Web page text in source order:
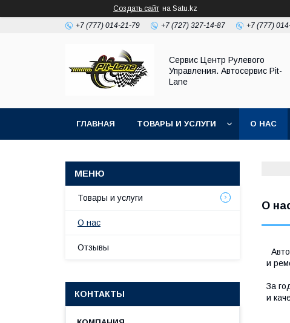
Создать сайт на Satu.kz
+7 (777) 014-21-79 +7 (727) 327-14-87 +7 (777)
Сервис Центр Рулевого
Управления. Автосервис Pit-
Lane
ГЛАВНАЯ ТОВАРЫ И УСЛУГИ О НАС
О
и
За
и
Товары и услуги
О нас
Отзывы
КОНТАКТЫ